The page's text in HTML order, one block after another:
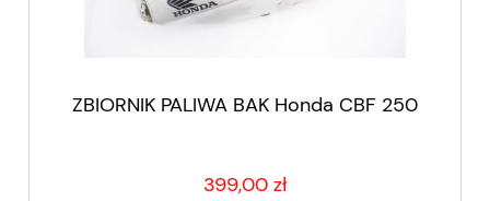
ZBIORNIK PALIWA BAK Honda CBF 250
399,00 zł